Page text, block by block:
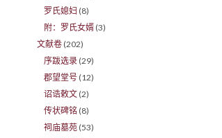
罗氏媳妇 (8)
附：罗氏女婿 (3)
文献卷 (202)
序跋选录 (29)
郡望堂号 (12)
诏诰敕文 (2)
传状碑铭 (8)
祠庙墓苑 (53)